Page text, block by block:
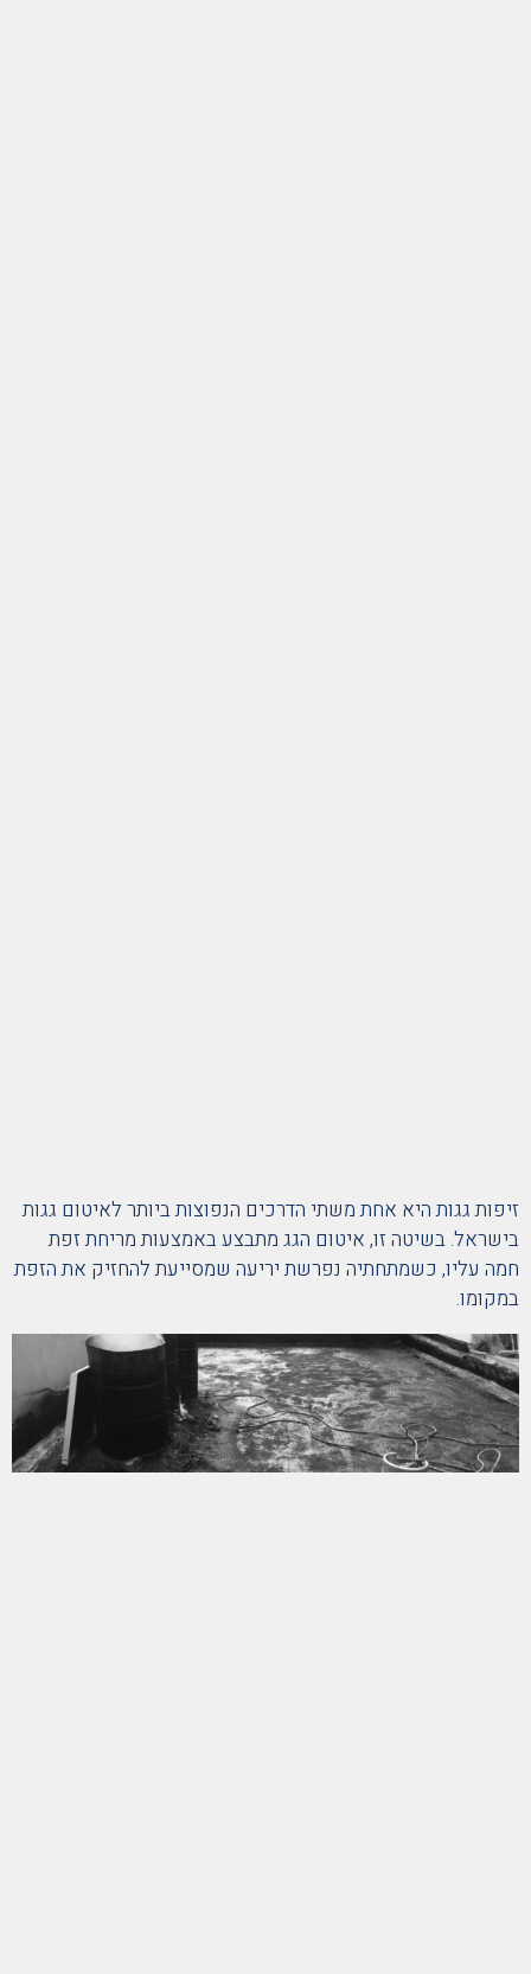
זיפות גגות היא אחת משתי הדרכים הנפוצות ביותר לאיטום גגות
בישראל. בשיטה זו, איטום הגג מתבצע באמצעות מריחת זפת
חמה עליו, כשמתחתיה נפרשת יריעה שמסייעת להחזיק את הזפת
במקומו.